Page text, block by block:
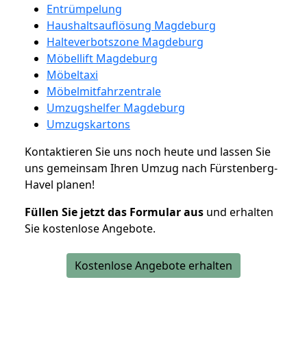
Entrümpelung
Haushaltsauflösung Magdeburg
Halteverbotszone Magdeburg
Möbellift Magdeburg
Möbeltaxi
Möbelmitfahrzentrale
Umzugshelfer Magdeburg
Umzugskartons
Kontaktieren Sie uns noch heute und lassen Sie
uns gemeinsam Ihren Umzug nach Fürstenberg-
Havel planen!
Füllen Sie jetzt das Formular aus und erhalten
Sie kostenlose Angebote.
Kostenlose Angebote erhalten